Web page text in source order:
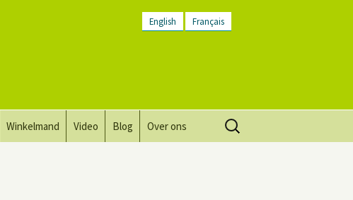
English Français
Winkelmand Video Blog Over ons
Zoeken
naar: